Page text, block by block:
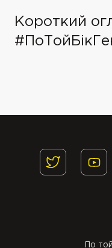
Короткий
По